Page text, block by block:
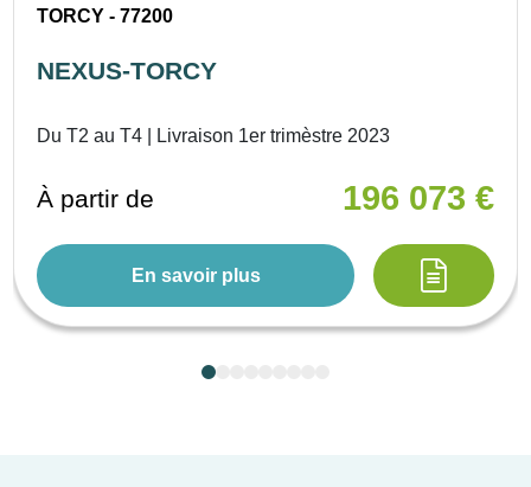
TORCY - 77200
NEXUS-TORCY
Du T2 au T4 | Livraison 1er trimèstre 2023
À partir de 196 073 €
En savoir plus